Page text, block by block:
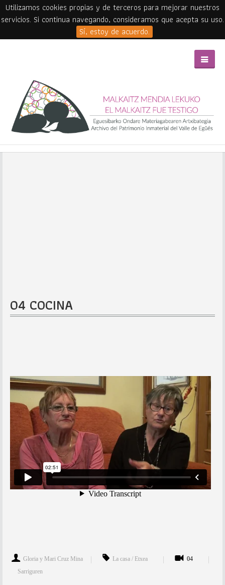
Utilizamos cookies propias y de terceros para mejorar nuestros
servicios. Si continua navegando, consideramos que acepta su uso.
Sí, estoy de acuerdo.
04 COCINA
Gloria y Mari Cruz Mina La casa / Etxea
04
Sarriguren